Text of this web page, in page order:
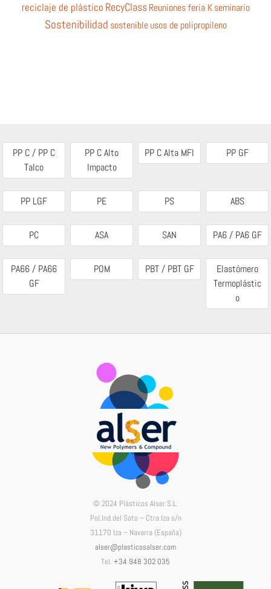
reciclaje de plástico RecyClass Reuniones feria K seminario
Sostenibilidad sostenible usos de polipropileno
PP C / PP C
Talco
PP C Alto
Impacto
PP C Alta MFI PP GF
PP LGF PE PS ABS
PC ASA SAN PA6 / PA6 GF
PA66 / PA66
GF
POM PBT / PBT GF
Elastómero
Termoplástic
o
© 2024 Plásticos Alser S.L.
Pol.Ind.del Soto – Ctra.Iza s/n
31170 Iza – Navarra (España)
alser@plasticosalser.com
Tel. +34 948 302 035